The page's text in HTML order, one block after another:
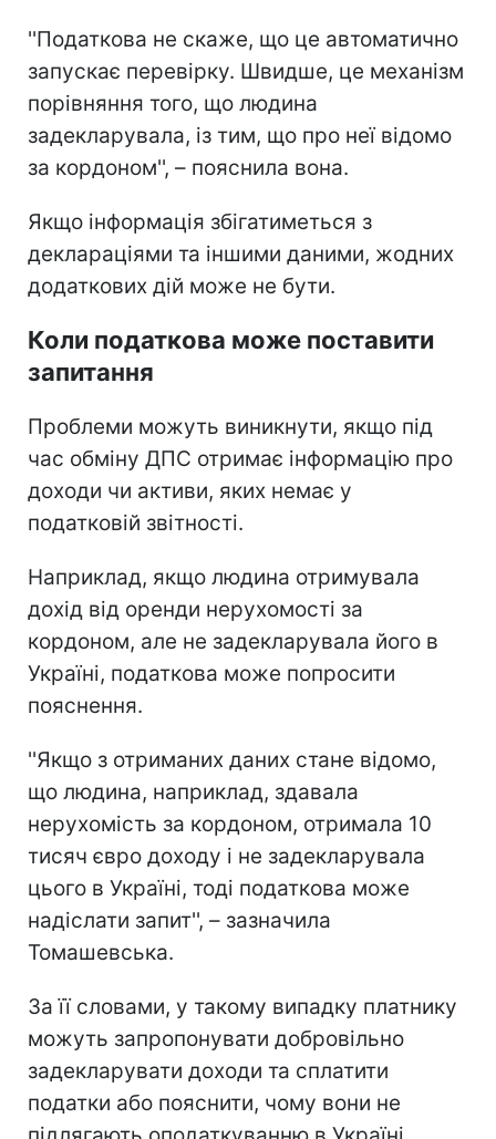
''Податкова не скаже, що це автоматично
запускає перевірку. Швидше, це механізм
порівняння того, що людина
задекларувала, із тим, що про неї відомо
за кордоном'', – пояснила вона.
Якщо інформація збігатиметься з
деклараціями та іншими даними, жодних
додаткових дій може не бути.
Коли податкова може поставити
запитання
Проблеми можуть виникнути, якщо під
час обміну ДПС отримає інформацію про
доходи чи активи, яких немає у
податковій звітності.
Наприклад, якщо людина отримувала
дохід від оренди нерухомості за
кордоном, але не задекларувала його в
Україні, податкова може попросити
пояснення.
''Якщо з отриманих даних стане відомо,
що людина, наприклад, здавала
нерухомість за кордоном, отримала 10
тисяч євро доходу і не задекларувала
цього в Україні, тоді податкова може
надіслати запит'', – зазначила
Томашевська.
За її словами, у такому випадку платнику
можуть запропонувати добровільно
задекларувати доходи та сплатити
податки або пояснити, чому вони не